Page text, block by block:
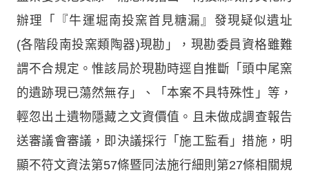
辦理「『牛運堀南投窯首見糖漏』發現疑似遺址
(各階段南投窯類陶器)現勘」，現勘委員資格雖難
謂不合規定。惟該局於現勘時逕自推斷「頭中尾窯
的遺跡現已蕩然無存」、「本案不具特殊性」等，
輕忽出土遺物隱藏之文資價值。且未做成調查報告
送審議會審議，即決議採行「施工監看」措施，明
顯不符文資法第57條暨同法施行細則第27條相關規